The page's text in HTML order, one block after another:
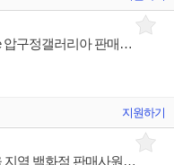
[모저앤씨] 스위스 명품시계 H.Moser&Cie 압구정갤러리아 판매사원 채용
지원하기
[부쉐론] 명품 주얼리 BOUCHERON 서울 지역 백화점 판매사원 채용